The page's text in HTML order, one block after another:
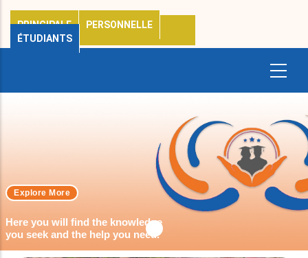
PRINCIPALE
PERSONNELLE
ÉTUDIANTS
Here you will find the knowledge
you seek and the help you need.
Explore More